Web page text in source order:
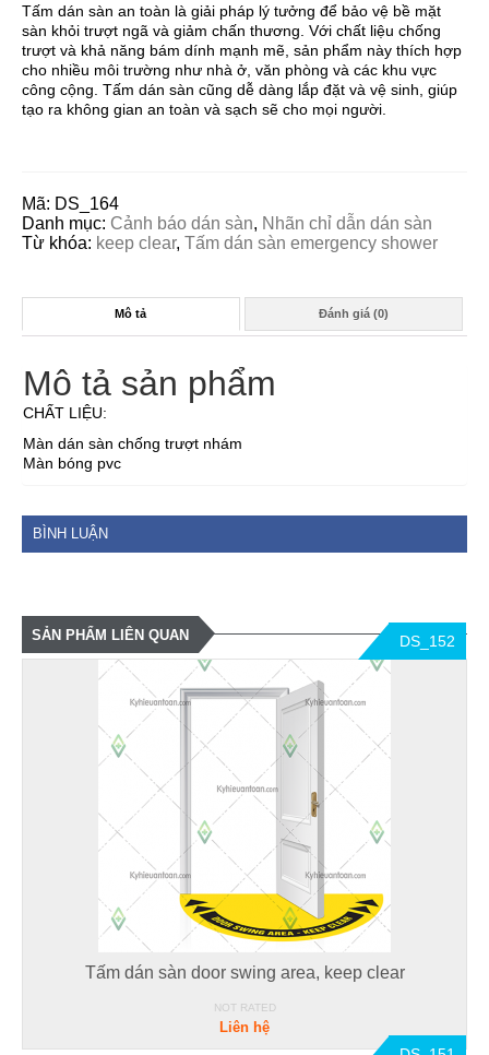
Tấm dán sàn an toàn là giải pháp lý tưởng để bảo vệ bề mặt
sàn khỏi trượt ngã và giảm chấn thương. Với chất liệu chống
trượt và khả năng bám dính mạnh mẽ, sản phẩm này thích hợp
cho nhiều môi trường như nhà ở, văn phòng và các khu vực
công cộng. Tấm dán sàn cũng dễ dàng lắp đặt và vệ sinh, giúp
tạo ra không gian an toàn và sạch sẽ cho mọi người.
Mã: DS_164
Danh mục: Cảnh báo dán sàn, Nhãn chỉ dẫn dán sàn
Từ khóa: keep clear, Tấm dán sàn emergency shower
Mô tả Đánh giá (0)
Mô tả sản phẩm
CHẤT LIỆU:
Màn dán sàn chống trượt nhám
Màn bóng pvc
BÌNH LUẬN
SẢN PHẨM LIÊN QUAN DS_152
Tấm dán sàn door swing area, keep clear
NOT RATED
Liên hệ